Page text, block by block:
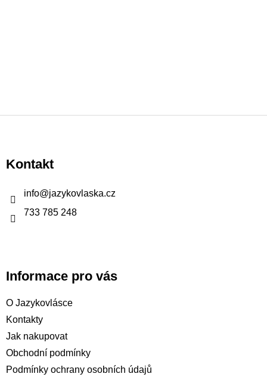
p
aKontakt
info@jazykovlaska.cz
733 785 248
Informace pro vás
O Jazykovlásce
Kontakty
Jak nakupovat
Obchodní podmínky
Podmínky ochrany osobních údajů